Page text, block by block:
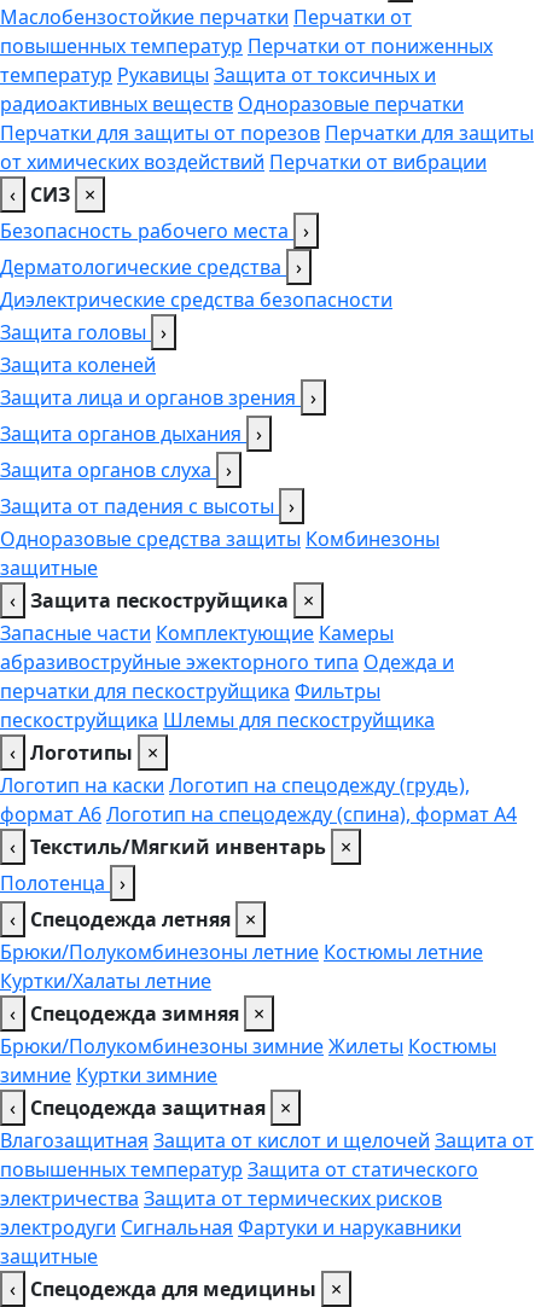
Маслобензостойкие перчатки Перчатки от
повышенных температур Перчатки от пониженных
температур Рукавицы Защита от токсичных и
радиоактивных веществ Одноразовые перчатки
Перчатки для защиты от порезов Перчатки для защиты
от химических воздействий Перчатки от вибрации
‹ СИЗ ×
Безопасность рабочего места ›
Дерматологические средства ›
Диэлектрические средства безопасности
Защита головы ›
Защита коленей
Защита лица и органов зрения ›
Защита органов дыхания ›
Защита органов слуха ›
Защита от падения с высоты ›
Одноразовые средства защиты Комбинезоны
защитные
‹ Защита пескоструйщика
×
Запасные части Комплектующие Камеры
абразивоструйные эжекторного типа Одежда и
перчатки для пескоструйщика Фильтры
пескоструйщика Шлемы для пескоструйщика
‹ Логотипы
×
Логотип на каски Логотип на спецодежду (грудь),
формат А6Логотип на спецодежду (спина), формат А4
‹ Текстиль/Мягкий инвентарь ×
Полотенца ›
‹ Спецодежда летняя ×
Брюки/Полукомбинезоны летние Костюмы летние
Куртки/Халаты летние
‹ Спецодежда зимняя ×
Брюки/Полукомбинезоны зимниеЖилеты Костюмы
зимние Куртки зимние
‹ Спецодежда защитная ×
Влагозащитная Защита от кислот и щелочей Защита от
повышенных температур Защита от статического
электричества Защита от термических рисков
электродуги Сигнальная Фартуки и нарукавники
защитные
‹ Спецодежда для медицины
×